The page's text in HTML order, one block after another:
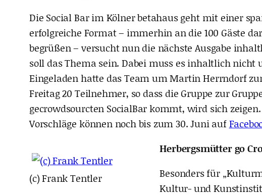
Die Social Bar im Kölner betahaus geht mit einer
erfolgreiche Format – immerhin an die 100 Gäste
begrüßen – versucht nun die nächste Ausgabe
soll das Thema sein. Dabei muss es inhaltlich nicht
Eingeladen hatte das Team um Martin Herrndorf
Freitag 20 Teilnehmer, so dass die Gruppe zur
gecrowdsourcten SocialBar kommt, wird sich
Vorschläge können noch bis zum 30. Juni auf
(c) Frank Tentler
Herbergsmütter go
Besonders für
Kultur- und